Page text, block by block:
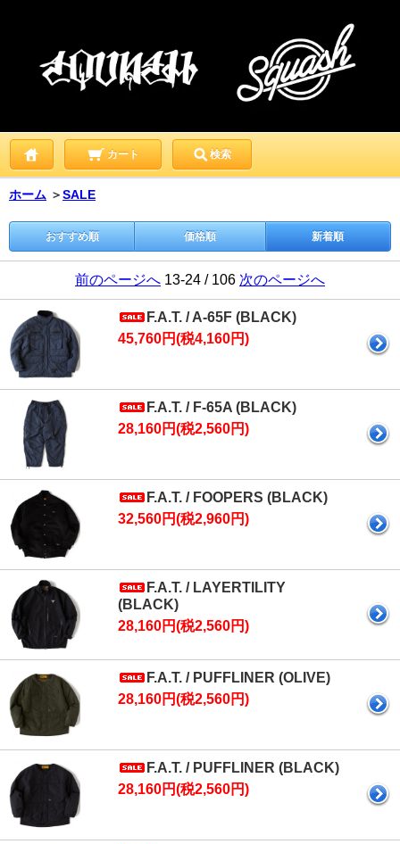
カート 検索
ホーム ＞SALE
おすすめ順 価格順 新着順
前のページへ 13-24 / 106 次のページへ
F.A.T. / A-65F (BLACK)
45,760円(税4,160円)
F.A.T. / F-65A (BLACK)
28,160円(税2,560円)
F.A.T. / FOOPERS (BLACK)
32,560円(税2,960円)
F.A.T. / LAYERTILITY
(BLACK)
28,160円(税2,560円)
F.A.T. / PUFFLINER (OLIVE)
28,160円(税2,560円)
F.A.T. / PUFFLINER (BLACK)
28,160円(税2,560円)